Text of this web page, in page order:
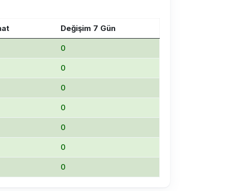
Değişim 7 Gün
0
0
0
0
0
0
0